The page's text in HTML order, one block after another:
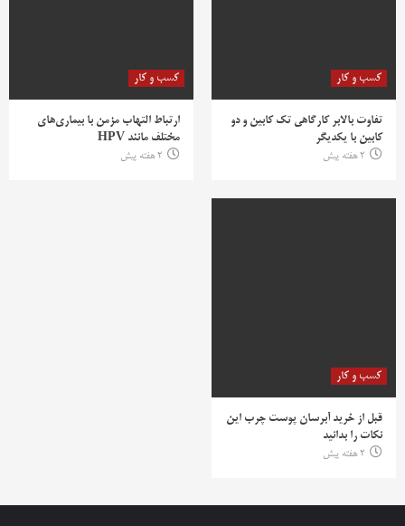
کسب و کار
تفاوت بالابر کارگاهی تک کابین و دو
کابین با یکدیگر
2 هفته پیش
کسب و کار
ارتباط التهاب مزمن با بیماری‌های
مختلف مانند HPV
2 هفته پیش
کسب و کار
قبل از خرید آبرسان پوست چرب این
نکات را بدانید
2 هفته پیش